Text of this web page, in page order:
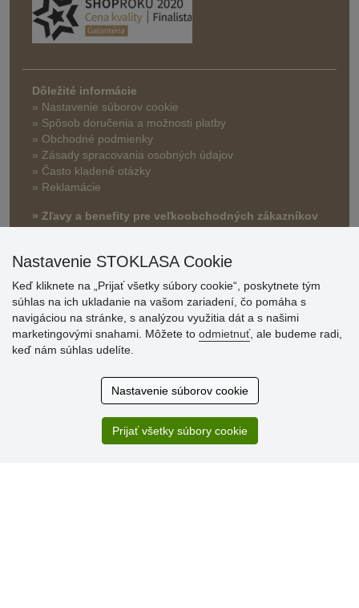
Dôležité informácie
» Nastavenie súborov cookie
» Spôsob doručenia a možnosti platby
» Obchodné podmienky
» Zásady spracovania osobných údajov
» Často kladené otázky
» Reklamácie
» Zľavy a benefity pre veľkoobchodných zákazníkov
zákazníkov
Ústretovosť, pohotovosť. Som spokojná.
Nastavenie STOKLASA Cookie
Keď kliknete na „Prijať všetky súbory cookie“, poskytnete tým
súhlas na ich ukladanie na vašom zariadení, čo pomáha s
navigáciou na stránke, s analýzou využitia dát a s našimi
marketingovými snahami. Môžete to odmietnuť, ale budeme radi,
keď nám súhlas udelíte.
Nastavenie súborov cookie
Prijať všetky súbory cookie